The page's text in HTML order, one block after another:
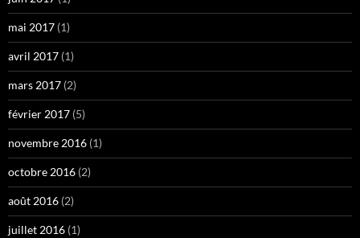
mai 2017 (1)
avril 2017 (1)
mars 2017 (2)
février 2017 (5)
novembre 2016 (1)
octobre 2016 (2)
août 2016 (2)
juillet 2016 (1)